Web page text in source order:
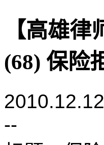
【高雄
(68) 保险
--